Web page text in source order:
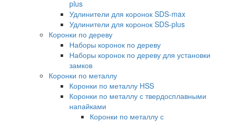
plus
Удлинители для коронок SDS-max
Удлинители для коронок SDS-plus
Коронки по дереву
Наборы коронок по дереву
Наборы коронок по дереву для установки
замков
Коронки по металлу
Коронки по металлу HSS
Коронки по металлу с твердосплавными
напайками
Коронки по металлу с